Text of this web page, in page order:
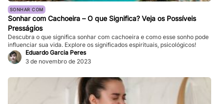
SONHAR COM
Sonhar com Cachoeira – O que Significa? Veja os Possíveis
Presságios
Descubra o que significa sonhar com cachoeira e como esse sonho pode
influenciar sua vida. Explore os significados espirituais, psicológicos!
Eduardo Garcia Peres
3 de novembro de 2023